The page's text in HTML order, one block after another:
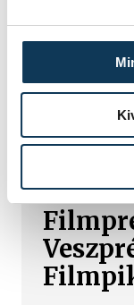
augusztus
Márffy-